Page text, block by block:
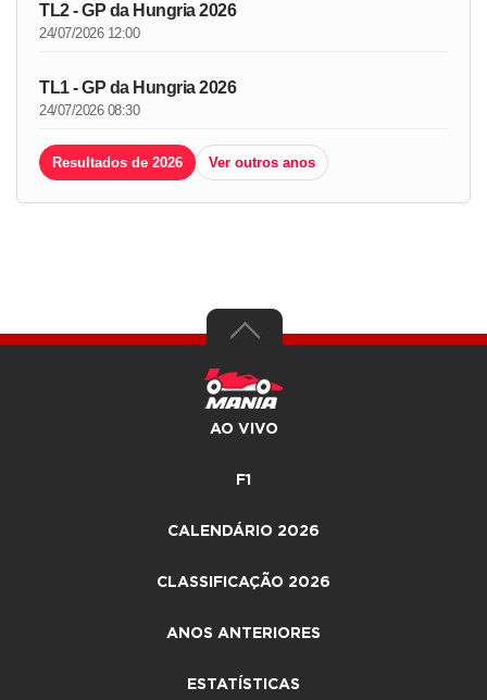
TL2 - GP da Hungria 2026
24/07/2026 12:00
TL1 - GP da Hungria 2026
24/07/2026 08:30
Resultados de 2026 Ver outros anos
AO VIVO
F1
CALENDÁRIO 2026
CLASSIFICAÇÃO 2026
ANOS ANTERIORES
ESTATÍSTICAS